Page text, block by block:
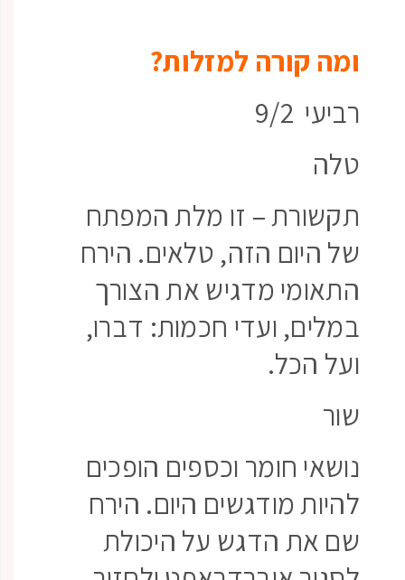
ומה קורה למזלות?
רביעי 9/2
טלה
תקשורת – זו מלת המפתח
של היום הזה, טלאים. הירח
התאומי מדגיש את הצורך
במלים, ועדי חכמות: דברו,
ועל הכל.
שור
נושאי חומר וכספים הופכים
להיות מודגשים היום. הירח
שם את הדגש על היכולת